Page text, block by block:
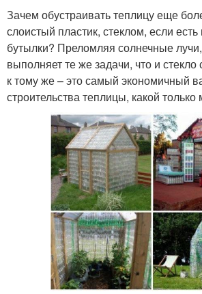
Зачем обустраивать теплицу еще
слоистый пластик, стеклом, если
бутылки? Преломляя солнечные
выполняет те же задачи, что и
к тому же – это самый экономичный
строительства теплицы, какой